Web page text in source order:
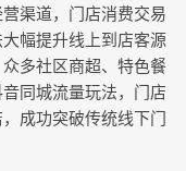
渠道，门店消费交易
幅提升线上到店客源
多社区商超、特色餐
同城流量玩法，门店
成功突破传统线下门